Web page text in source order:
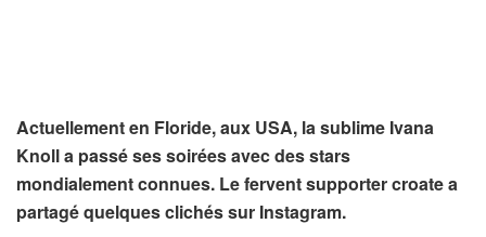
Actuellement en Floride, aux USA, la sublime Ivana
Knoll a passé ses soirées avec des stars
mondialement connues. Le fervent supporter croate a
partagé quelques clichés sur Instagram.